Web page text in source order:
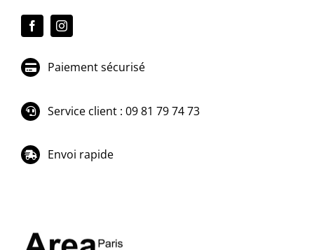
Paiement sécurisé
Service client : 09 81 79 74 73
Envoi rapide